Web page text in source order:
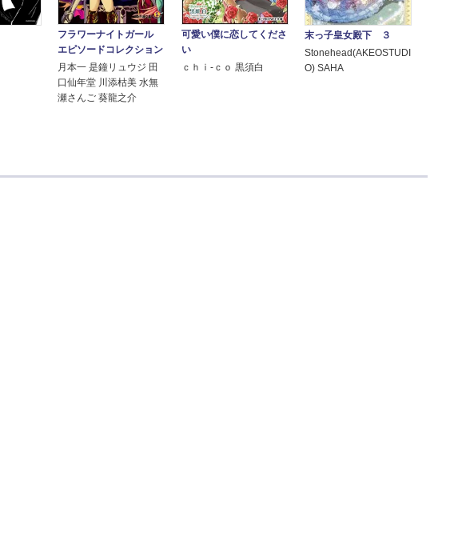
フラワーナイトガール
エピソードコレクション
月本一 是鐘リュウジ 田
口仙年堂 川添枯美 水無
瀬さんご 葵龍之介
可愛い僕に恋してくださ
い
ｃｈｉ‐ｃｏ 黒須白
末っ子皇女殿下 ３
Stonehead(AKEOSTUDI
O) SAHA